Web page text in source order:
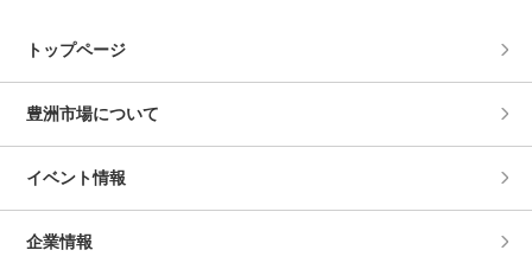
トップページ
豊洲市場について
イベント情報
企業情報